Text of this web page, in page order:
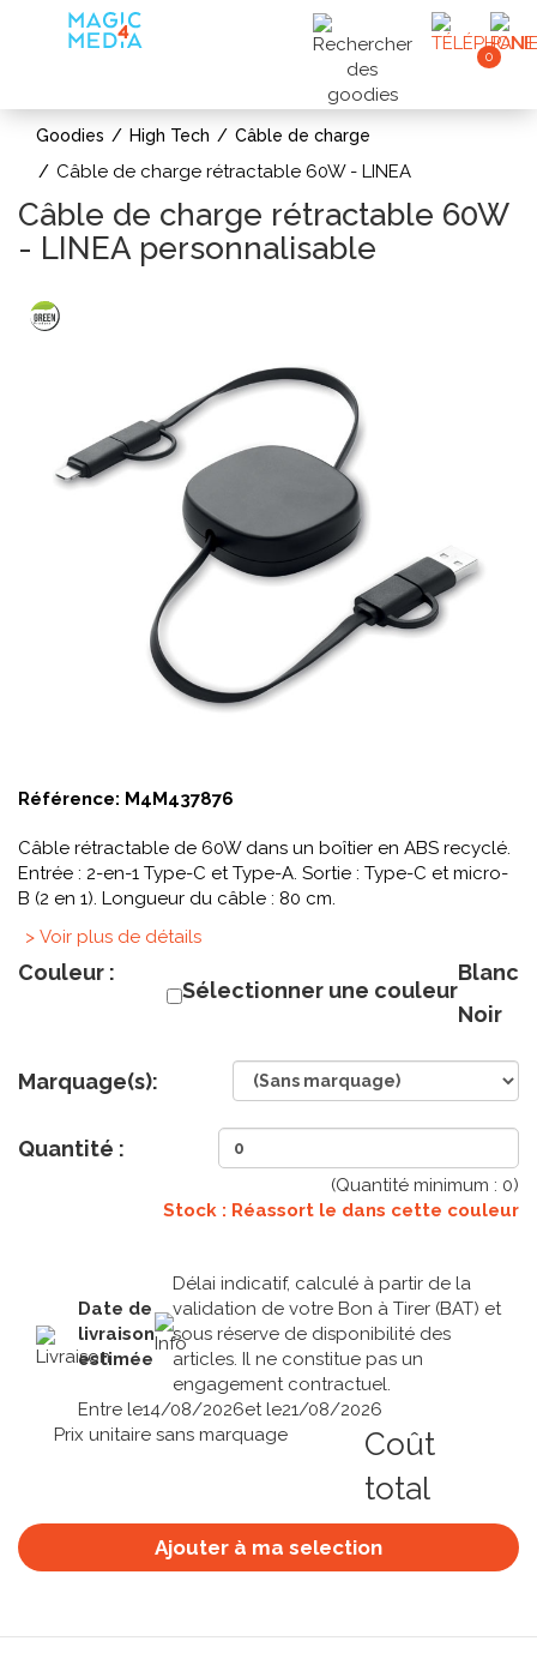
0
Goodies High Tech Câble de charge
Câble de charge rétractable 60W - LINEA
Câble de charge rétractable 60W
- LINEA personnalisable
Référence: M4M437876
Câble rétractable de 60W dans un boîtier en ABS recyclé.
Entrée : 2-en-1 Type-C et Type-A. Sortie : Type-C et micro-
B (2 en 1). Longueur du câble : 80 cm.
> Voir plus de détails
Couleur :
Sélectionner une couleur
Blanc
Noir
Marquage(s):
Quantité :
(Quantité minimum : 0)
Stock : Réassort le dans cette couleur
Date de
livraison
estimée
Délai indicatif, calculé à partir de la
validation de votre Bon à Tirer (BAT) et
sous réserve de disponibilité des
articles. Il ne constitue pas un
engagement contractuel.
Entre le14/08/2026et le21/08/2026
Prix unitaire sans marquage
Coût
total
Ajouter à ma selection